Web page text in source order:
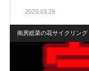
2020.03.29
南房総菜の花サイクリング